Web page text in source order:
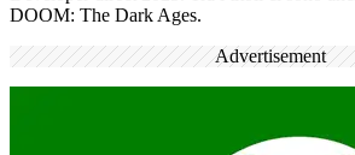
DOOM: The Dark Ages.
Advertisement